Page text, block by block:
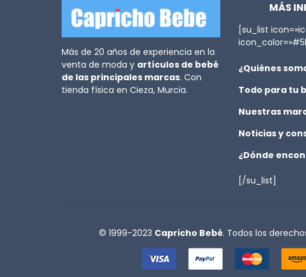
Más de 20 años de experiencia en la
venta de moda y artículos de bebé
de las principales marcas. Con
tienda física en Cieza, Murcia.
MÁS
[su_list
¿Quiénes
Todo para tu
Nuestras
Noticias y
¿Dónde
[/su_list]
© 1999-2023 Capricho Bebé. Todos los